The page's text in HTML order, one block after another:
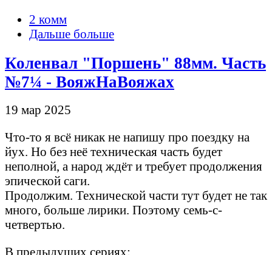
2 комм
Дальше больше
Коленвал "Поршень" 88мм. Часть
№7¼ - ВояжНаВояжах
19 мар 2025
Что-то я всё никак не напишу про поездку на
йух. Но без неё техническая часть будет
неполной, а народ ждёт и требует продолжения
эпической саги.
Продолжим. Технической части тут будет не так
много, больше лирики. Поэтому семь-с-
четвертью.
В предыдущих сериях: